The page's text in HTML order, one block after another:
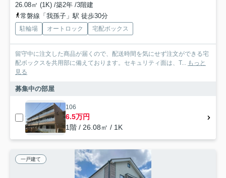
26.08㎡ (1K) /築2年 /3階建
常磐線「我孫子」駅 徒歩30分
駐輪場 オートロック 宅配ボックス
留守中に注文した商品が届くので、配送時間を気にせず注文ができる宅
配ボックスを共用部に備えております。セキュリティ面は、T... もっと
見る
募集中の部屋
106
6.5万円
1階 / 26.08㎡ / 1K
一戸建て